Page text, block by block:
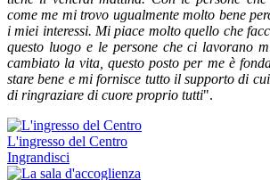
come me mi trovo ugualmente molto bene
i miei interessi. Mi piace molto quello che
questo luogo e le persone che ci lavorano
cambiato la vita, questo posto per me è
stare bene e mi fornisce tutto il supporto di
di ringraziare di cuore proprio tutti".
L'ingresso del Centro
Ingrandisci